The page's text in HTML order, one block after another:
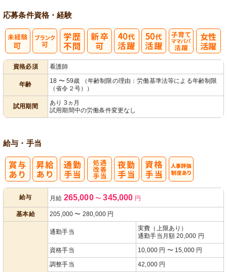
応募条件資格・経験
資格必須 看護師
年齢
18 〜 59歳 （年齢制限の理由：労働基準法等による年齢制限
（省令２号））
試用期間
あり 3ヵ月
試用期間中の労働条件変更なし
給与・手当
給与 月給 265,000 〜 345,000 円
基本給 205,000 〜 280,000 円
通勤手当
実費（上限あり）
通勤手当月額 20,000 円
資格手当
10,000 円 〜 15,000 円
調整手当
42,000 円